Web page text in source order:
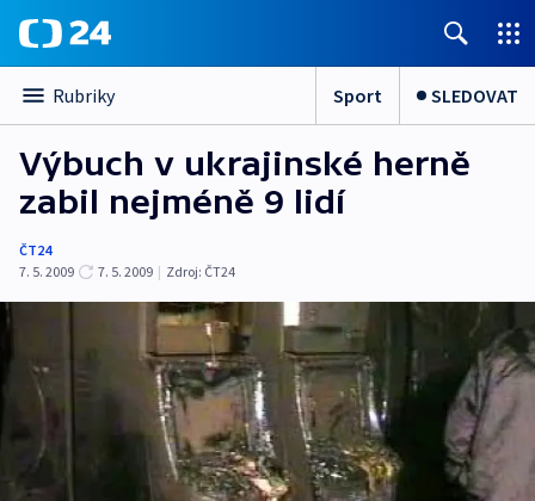
Rubriky Sport SLEDOVAT
Výbuch v ukrajinské herně
zabil nejméně 9 lidí
ČT24
7. 5. 2009
7. 5. 2009 | Zdroj: ČT24